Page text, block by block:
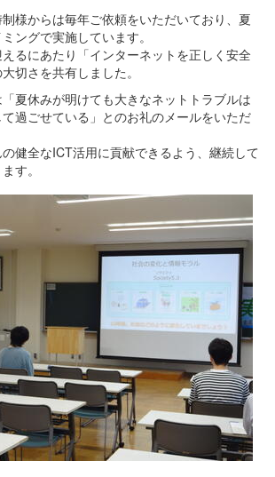
様からは毎年ご依頼をいただいており、夏
ングで実施しています。
るにあたり「インターネットを正しく安全
切さを共有しました。
夏休みが明けても大きなネットトラブルは
過ごせている」とのお礼のメールをいただ
健全なICT活用に貢献できるよう、継続して
す。